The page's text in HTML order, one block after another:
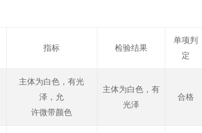
指标 检验结果
单项判
定
主体为白色，有光
泽，允
许微带颜色
主体为白色，有
光泽
合格